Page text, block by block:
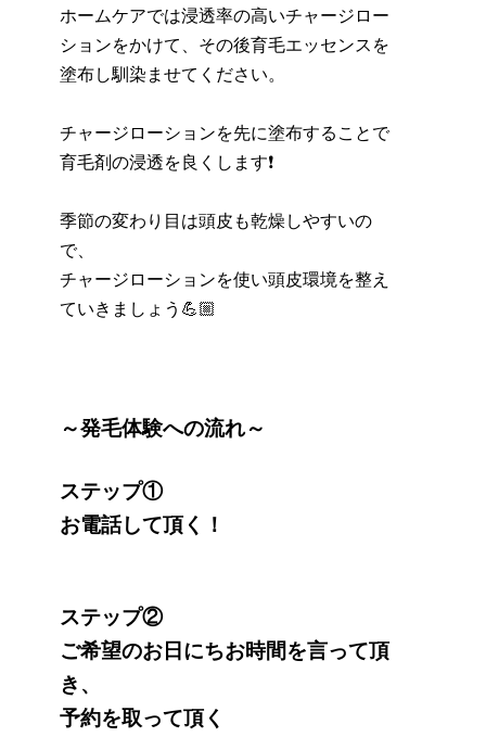
ホームケアでは浸透率の高いチャージロー
ションをかけて、その後育毛エッセンスを
塗布し馴染ませてください。
チャージローションを先に塗布することで
育毛剤の浸透を良くします❗
季節の変わり目は頭皮も乾燥しやすいの
で、
チャージローションを使い頭皮環境を整え
ていきましょう💪🏼
～発毛体験への流れ～
ステップ①
お電話して頂く！
ステップ②
ご希望のお日にちお時間を言って頂
き、
予約を取って頂く